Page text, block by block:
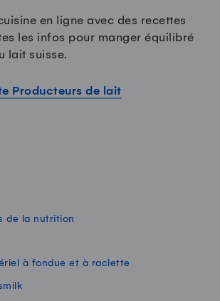
en ligne avec des recettes
les infos pour manger équilibré
lait suisse.
Producteurs de lait
de la nutrition
à fondue et à raclette